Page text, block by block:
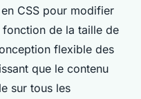
CSS pour modifier
de la taille de
flexible des
que le contenu
sur tous les